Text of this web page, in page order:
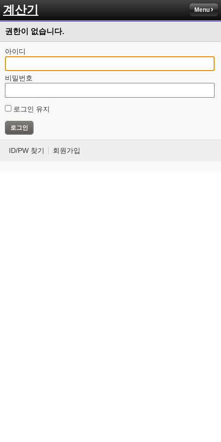
계산기 Menu
권한이 없습니다.
아이디
비밀번호
로그인 유지
ID/PW 찾기 회원가입